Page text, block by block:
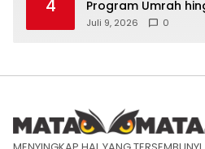
4
Program Umrah
Dikembangkan
Juli 9, 2026 0